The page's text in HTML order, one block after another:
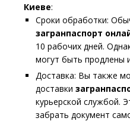
Киеве:
Сроки обработки:
загранпаспорт
10 рабочих дней.
могут быть продлены
Доставка: Вы также
доставки
курьерской службой.
забрать документ